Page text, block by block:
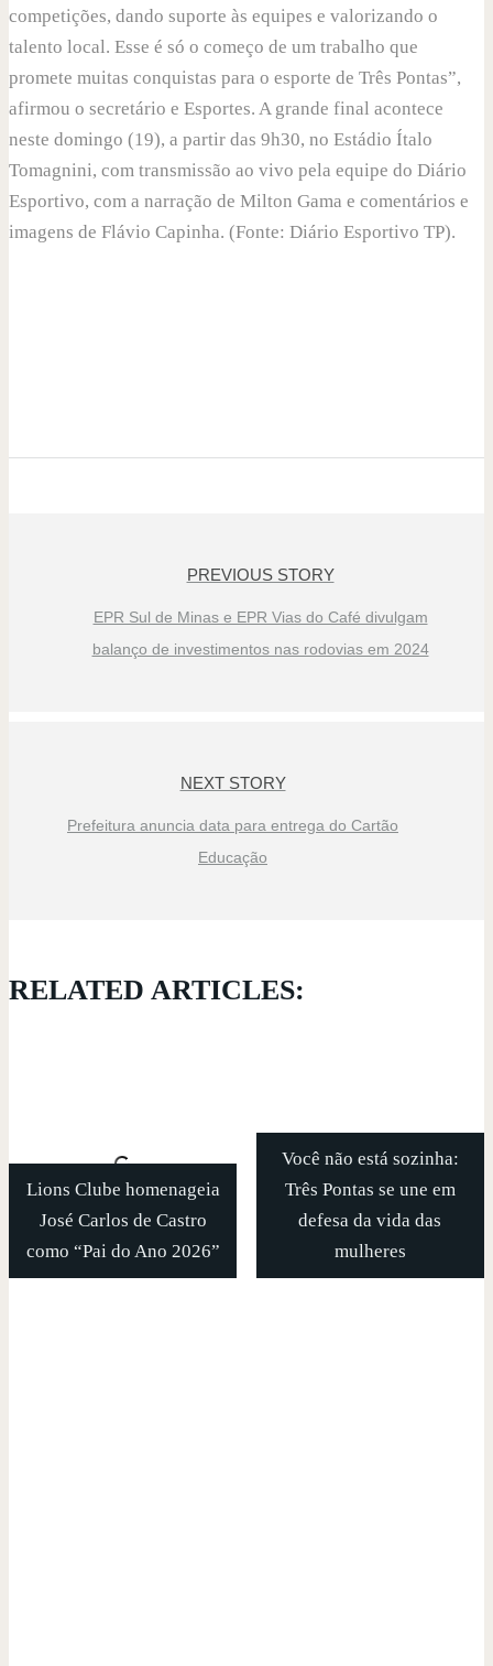
competições, dando suporte às equipes e valorizando o
talento local. Esse é só o começo de um trabalho que
promete muitas conquistas para o esporte de Três Pontas”,
afirmou o secretário e Esportes. A grande final acontece
neste domingo (19), a partir das 9h30, no Estádio Ítalo
Tomagnini, com transmissão ao vivo pela equipe do Diário
Esportivo, com a narração de Milton Gama e comentários e
imagens de Flávio Capinha. (Fonte: Diário Esportivo TP).
PREVIOUS STORY
EPR Sul de Minas e EPR Vias do Café divulgam
balanço de investimentos nas rodovias em 2024
NEXT STORY
Prefeitura anuncia data para entrega do Cartão
Educação
RELATED ARTICLES:
Lions Clube homenageia
José Carlos de Castro
como “Pai do Ano 2026”
Você não está sozinha:
Três Pontas se une em
defesa da vida das
mulheres